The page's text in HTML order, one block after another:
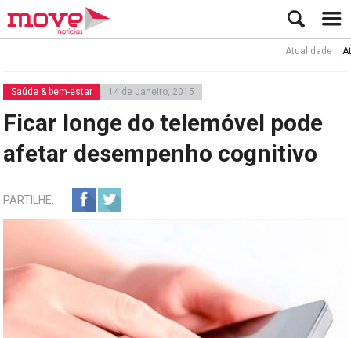
Atualidade Ator
Saúde & bem-estar 14 de Janeiro, 2015
Ficar longe do telemóvel pode
afetar desempenho cognitivo
PARTILHE: